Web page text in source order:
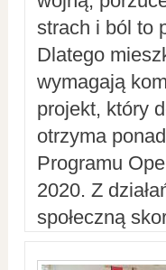
strach i ból to
Dlatego
wymagają
projekt, który
otrzyma
Programu
2020. Z
społeczną